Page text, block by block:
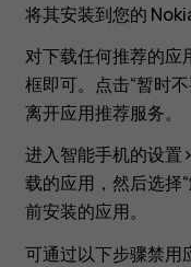
将其安装到您的
对下载任何推荐的应
框即可。点击“暂时
离开应用推荐服务。
进入智能手机的设置
载的应用，然后选择
前安装的应用。
可通过以下步骤禁用